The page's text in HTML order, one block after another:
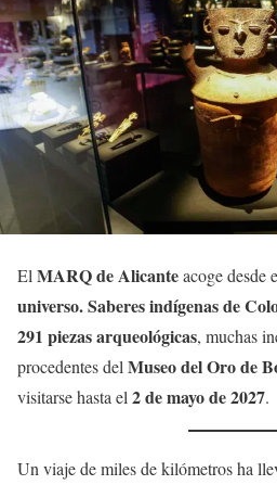
El MARQ de Alicanteacoge desde
universo. Saberes indígenas de
291 piezas arqueológicas, muchas
procedentes del Museo del Oro de
visitarse hasta el 2 de mayo de 2027.
Un viaje de miles de kilómetros ha